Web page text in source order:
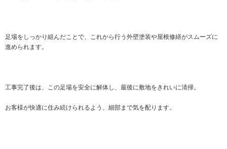
足場をしっかり組んだことで、これから行う外壁塗装や屋根修繕がスムーズに
進められます。
工事完了後は、この足場を安全に解体し、最後に敷地をきれいに清掃。
お客様が快適に住み続けられるよう、細部まで気を配ります。